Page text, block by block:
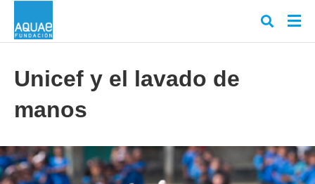
y
en
Unicef y el lavado de
manos